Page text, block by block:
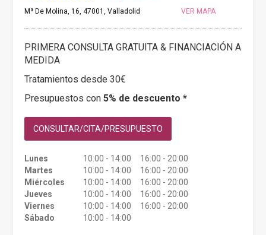
Mª De Molina, 16, 47001, Valladolid VER MAPA
PRIMERA CONSULTA GRATUITA & FINANCIACIÓN A
MEDIDA
Tratamientos desde 30€
Presupuestos con 5% de descuento *
CONSULTAR/CITA/PRESUPUESTO
Lunes
10:00 - 14:00 16:00 - 20:00
Martes
10:00 - 14:00 16:00 - 20:00
Miércoles
10:00 - 14:00 16:00 - 20:00
Jueves
10:00 - 14:00 16:00 - 20:00
Viernes
10:00 - 14:00 16:00 - 20:00
Sábado
10:00 - 14:00